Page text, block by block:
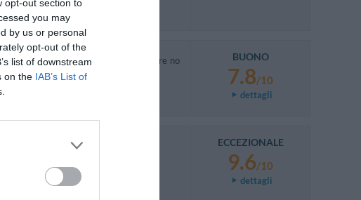
opt-out section to
you may
by us or personal
opt-out of the
list of downstream
on the IAB’s List of
we had a good kitchenette, there were no
BUONO
7.8/10
dettagli
ECCEZIONALE
9.6/10
dettagli